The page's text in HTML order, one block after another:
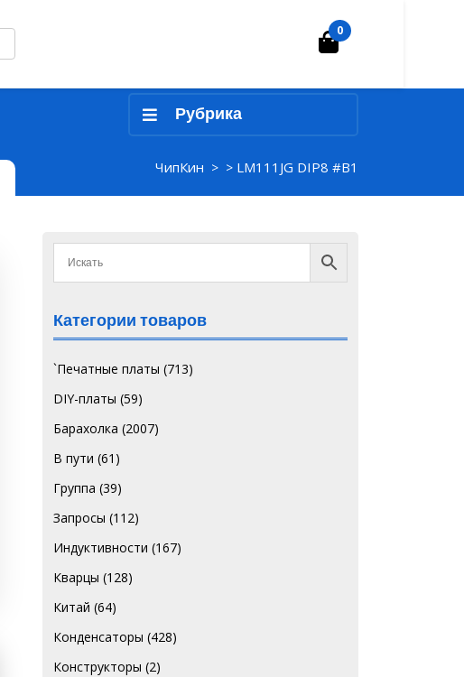
Корзина
0
Рубрика
ЧипКин > > LM111JG DIP8 #B1
Категории товаров
`Печатные платы (713)
DIY-платы (59)
Барахолка (2007)
В пути (61)
Группа (39)
Запросы (112)
Индуктивности (167)
Кварцы (128)
Китай (64)
Конденсаторы (428)
Конструкторы (2)